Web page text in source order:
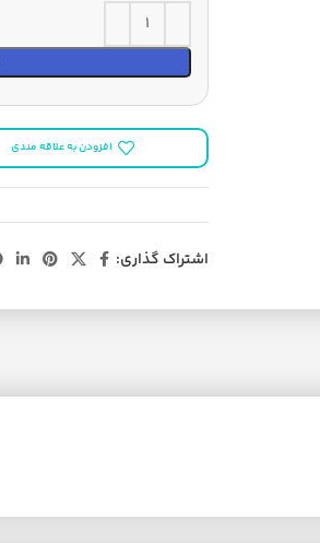
افزودن به علاقه مندی
اشتراک گذاری: